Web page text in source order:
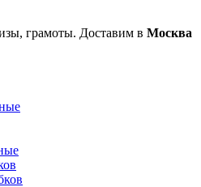
грамоты. Доставим в Москва